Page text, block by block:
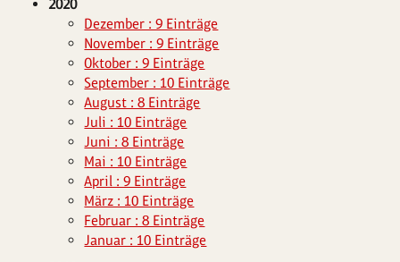
2020
Dezember : 9 Einträge
November : 9 Einträge
Oktober : 9 Einträge
September : 10 Einträge
August : 8 Einträge
Juli : 10 Einträge
Juni : 8 Einträge
Mai : 10 Einträge
April : 9 Einträge
März : 10 Einträge
Februar : 8 Einträge
Januar : 10 Einträge